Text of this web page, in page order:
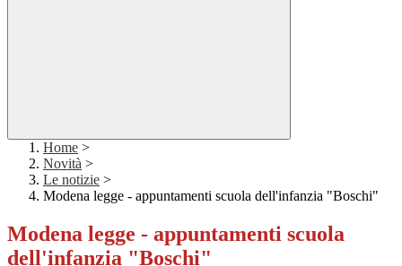
Home >
Novità >
Le notizie >
Modena legge - appuntamenti scuola dell'infanzia "Boschi"
Modena legge - appuntamenti scuola
dell'infanzia "Boschi"